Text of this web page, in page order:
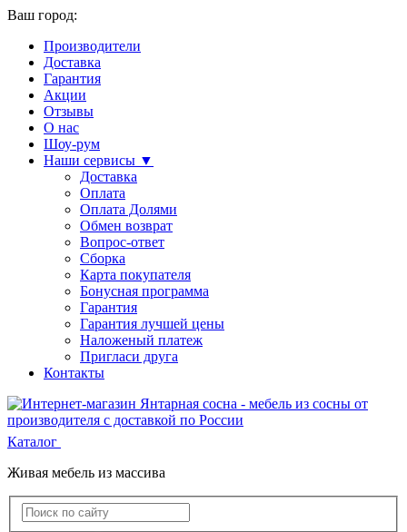
Ваш город:
Производители
Доставка
Гарантия
Акции
Отзывы
О нас
Шоу-рум
Наши сервисы ▼
Доставка
Оплата
Оплата Долями
Обмен возврат
Вопрос-ответ
Сборка
Карта покупателя
Бонусная программа
Гарантия
Гарантия лучшей цены
Наложеный платеж
Пригласи друга
Контакты
Каталог
Живая мебель из массива